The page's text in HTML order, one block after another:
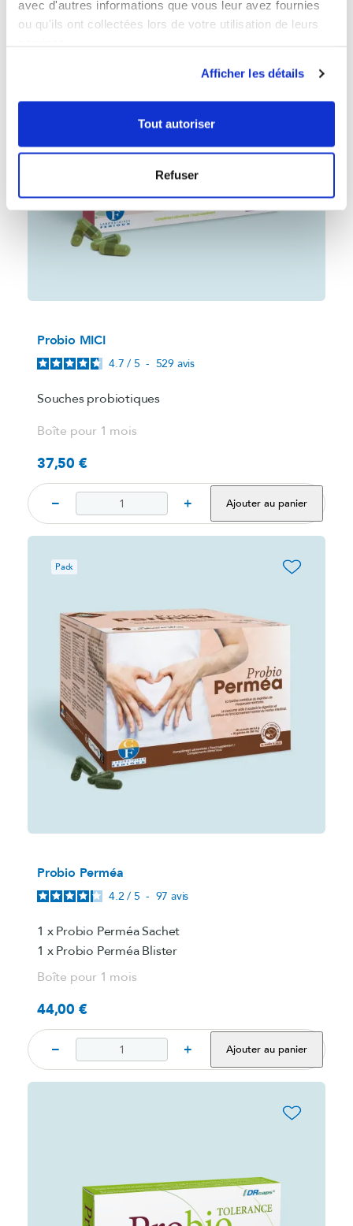
avec d'autres informations que vous leur avez fournies
ou qu'ils ont collectées lors de votre utilisation de leurs
Afficher les détails
Tout autoriser
Refuser
favorite_border
Probio MICI
4.7 / 5 - 529 avis
Souches probiotiques
Boîte pour 1 mois
Prix
37,50 €
− + Ajouter au panier
Pack favorite_border
Probio Perméa
4.2 / 5 - 97avis
1 x Probio Perméa Sachet
1 x Probio Perméa Blister
Boîte pour 1 mois
Prix
44,00 €
− + Ajouter au panier
favorite_border